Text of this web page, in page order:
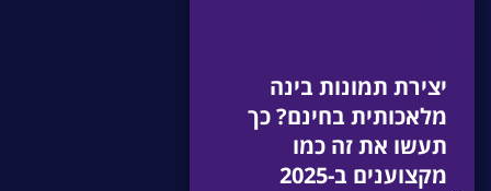
יצירת תמונות בינה
מלאכותית בחינם? כך
תעשו את זה כמו
מקצוענים ב-2025